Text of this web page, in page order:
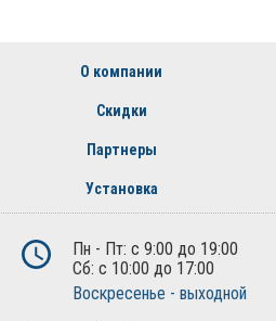
О компании
Скидки
Партнеры
Установка
Пн - Пт: с 9:00 до 19:00
Сб: с 10:00 до 17:00
Воскресенье - выходной